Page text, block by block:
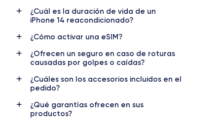
OLED 6.1 pulgadas 2532x1170 píxeles
RAM Memoria interna
Nombre CPU Núm. de núcleos
5 Core GPU 3.22 GHz
¿Cuál es la duración de vida de un
iPhone 14 reacondicionado?
¿Cómo activar una eSIM?
¿Ofrecen un seguro en caso de roturas
causadas por golpes o caídas?
¿Cuáles son los accesorios incluidos en el
pedido?
¿Qué garantías ofrecen en sus
productos?